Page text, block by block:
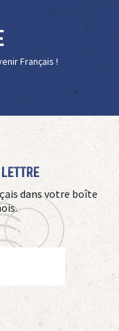
Français !
Lettre
dans votre boîte